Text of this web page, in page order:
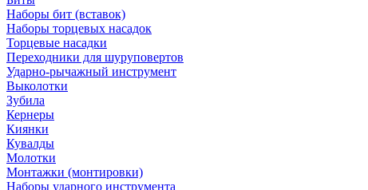
Наборы бит (вставок)
Наборы торцевых насадок
Торцевые насадки
Переходники для шуруповертов
Ударно-рычажный инструмент
Выколотки
Зубила
Кернеры
Киянки
Кувалды
Молотки
Монтажки (монтировки)
Наборы ударного инструмента